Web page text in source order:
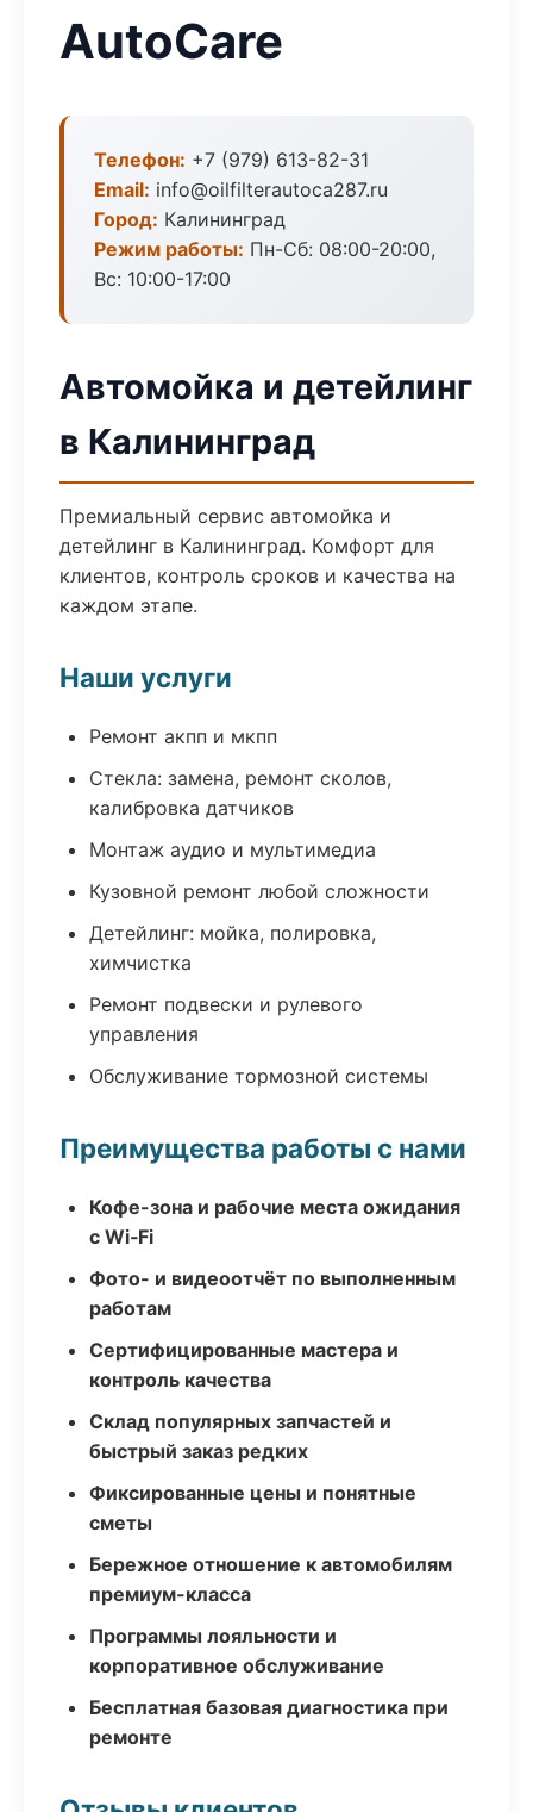
AutoCare
Телефон: +7 (979) 613-82-31
Email: info@oilfilterautoca287.ru
Город: Калининград
Режим работы: Пн-Сб: 08:00-20:00,
Вс: 10:00-17:00
Автомойка и детейлинг
в Калининград
Премиальный сервис автомойка и
детейлинг в Калининград. Комфорт для
клиентов, контроль сроков и качества на
каждом этапе.
Наши услуги
Ремонт акпп и мкпп
Стекла: замена, ремонт сколов,
калибровка датчиков
Монтаж аудио и мультимедиа
Кузовной ремонт любой сложности
Детейлинг: мойка, полировка,
химчистка
Ремонт подвески и рулевого
управления
Обслуживание тормозной системы
Преимущества работы с нами
Кофе-зона и рабочие места ожидания
с Wi‑Fi
Фото- и видеоотчёт по выполненным
работам
Сертифицированные мастера и
контроль качества
Склад популярных запчастей и
быстрый заказ редких
Фиксированные цены и понятные
сметы
Бережное отношение к автомобилям
премиум-класса
Программы лояльности и
корпоративное обслуживание
Бесплатная базовая диагностика при
ремонте